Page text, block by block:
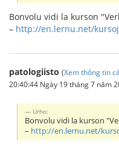
Bonvolu vidi la kurson
– http://en.lernu.net/
patologiisto (Xem thông tin
20:40:44 Ngày 19 tháng 7 năm
Urho:
Bonvolu vidi la kurson
– http://en.lernu.net/